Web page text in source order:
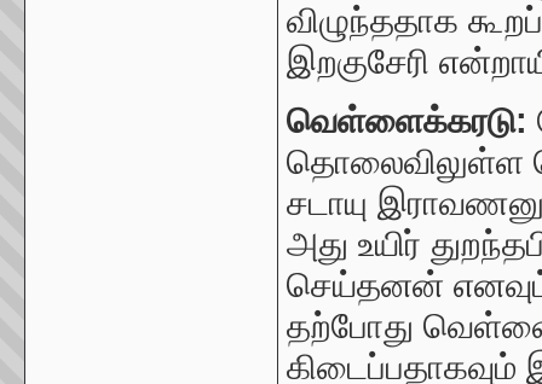
விழுந்ததாக
இறகுசேரி
வெள்ளைக்கரடு:
தொலைவிலுள்ள
சடாயு
அது உயிர்
செய்தனன் எனவும்
தற்போது
கிடைப்பதாகவும்